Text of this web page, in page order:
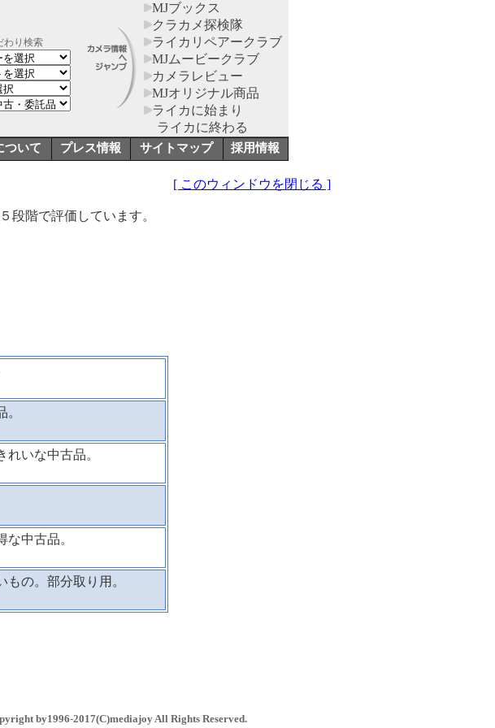
わり検索
MJブックス
クラカメ探検隊
ライカリペアークラブ
MJムービークラブ
カメラレビュー
MJオリジナル商品
ライカに始まり
ライカに終わる
ついて プレス情報 サイトマップ 採用情報
[ このウィンドウを閉じる ]
段階で評価しています。
いな中古品。
中古品。
の。部分取り用。
by1996-2017(C)mediajoy All Rights Reserved.